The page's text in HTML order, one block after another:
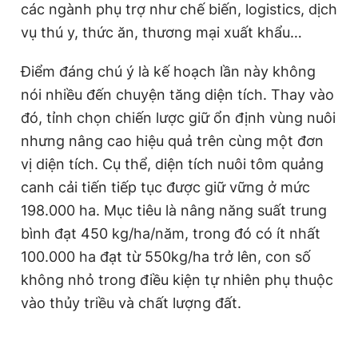
các ngành phụ trợ như chế biến, logistics, dịch
vụ thú y, thức ăn, thương mại xuất khẩu…
Điểm đáng chú ý là kế hoạch lần này không
nói nhiều đến chuyện tăng diện tích. Thay vào
đó, tỉnh chọn chiến lược giữ ổn định vùng nuôi
nhưng nâng cao hiệu quả trên cùng một đơn
vị diện tích. Cụ thể, diện tích nuôi tôm quảng
canh cải tiến tiếp tục được giữ vững ở mức
198.000 ha. Mục tiêu là nâng năng suất trung
bình đạt 450 kg/ha/năm, trong đó có ít nhất
100.000 ha đạt từ 550kg/ha trở lên, con số
không nhỏ trong điều kiện tự nhiên phụ thuộc
vào thủy triều và chất lượng đất.